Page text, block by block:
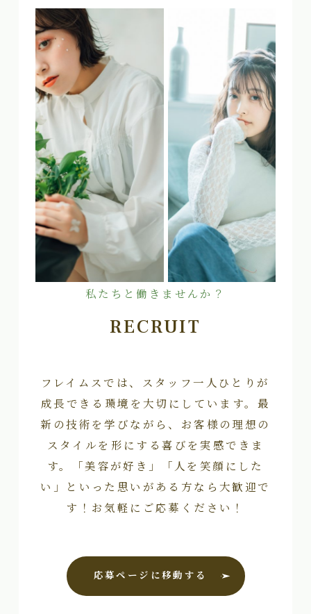
私たちと働きませんか？
RECRUIT
フレイムスでは、スタッフ一人ひとりが
成長できる環境を大切にしています。最
新の技術を学びながら、お客様の理想の
スタイルを形にする喜びを実感できま
す。「美容が好き」「人を笑顔にした
い」といった思いがある方なら大歓迎で
す！お気軽にご応募ください！
応募ページに移動する